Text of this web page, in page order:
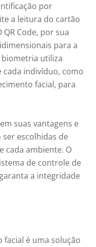
por
a leitura do cartão
Code, por sua
para a
biometria utiliza
cada indivíduo, como
facial, para
suas vantagens e
escolhidas de
cada ambiente. O
de controle de
a integridade
é uma solução